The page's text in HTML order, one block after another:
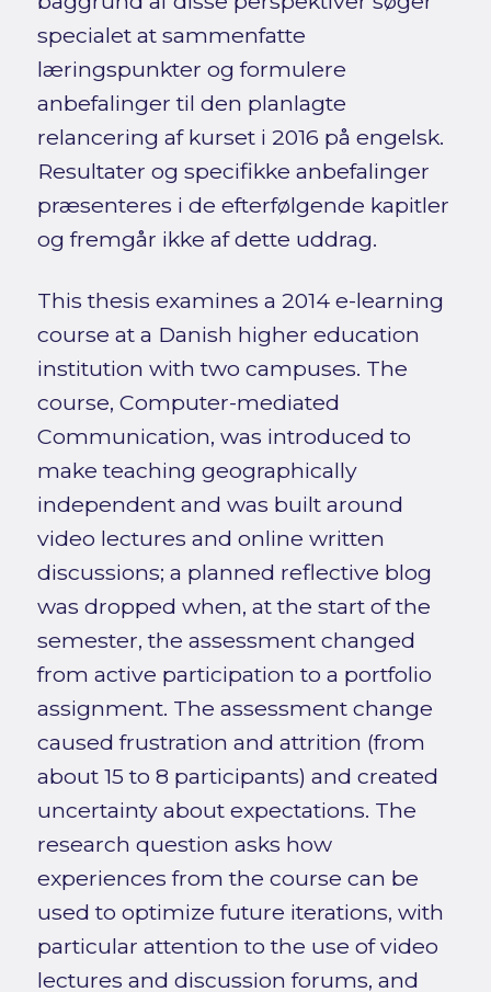
specialet at sammenfatte
læringspunkter og formulere
anbefalinger til den planlagte
relancering af kurset i 2016 på engelsk.
Resultater og specifikke anbefalinger
præsenteres i de efterfølgende kapitler
og fremgår ikke af dette uddrag.
This thesis examines a 2014 e-learning
course at a Danish higher education
institution with two campuses. The
course, Computer-mediated
Communication, was introduced to
make teaching geographically
independent and was built around
video lectures and online written
discussions; a planned reflective blog
was dropped when, at the start of the
semester, the assessment changed
from active participation to a portfolio
assignment. The assessment change
caused frustration and attrition (from
about 15 to 8 participants) and created
uncertainty about expectations. The
research question asks how
experiences from the course can be
used to optimize future iterations, with
particular attention to the use of video
lectures and discussion forums, and